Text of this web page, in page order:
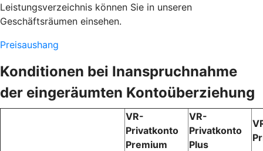
Leistungsverzeichnis können Sie in unseren
Geschäftsräumen einsehen.
Preisaushang
Konditionen bei Inanspruchnahme
der eingeräumten Kontoüberziehung
VR-
Privatkonto
Premium
VR-
Privatkonto
Plus